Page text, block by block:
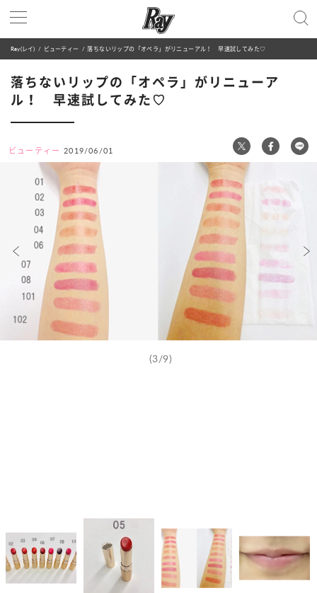
Ray(レイ) ビューティー 落ちないリップの「オペラ」がリニューアル！ 早速試してみた♡
落ちないリップの「オペラ」がリニューア
ル！ 早速試してみた♡
ビューティー 2019/06/01
(3/9)